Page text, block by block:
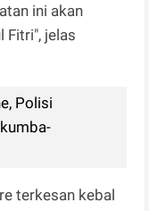
ini akan
Fitri", jelas
Polisi
terkesan kebal